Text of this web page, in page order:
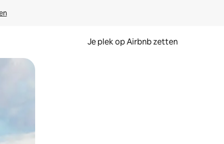
Je plek op Airbnb zetten